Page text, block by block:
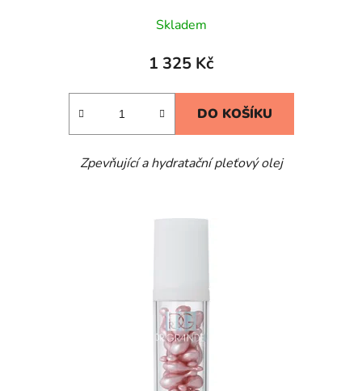
Skladem
1 325 Kč
DO KOŠÍKU
Zpevňující a hydratační pleťový olej